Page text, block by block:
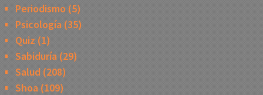
Periodismo (5)
Psicología(35)
Quiz (1)
Sabiduría(29)
Salud (208)
Shoa(109)